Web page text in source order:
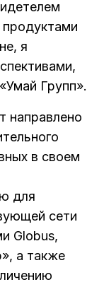
продуктами
я
Групп».
направлено
в своем
для
сети
Globus,
а также